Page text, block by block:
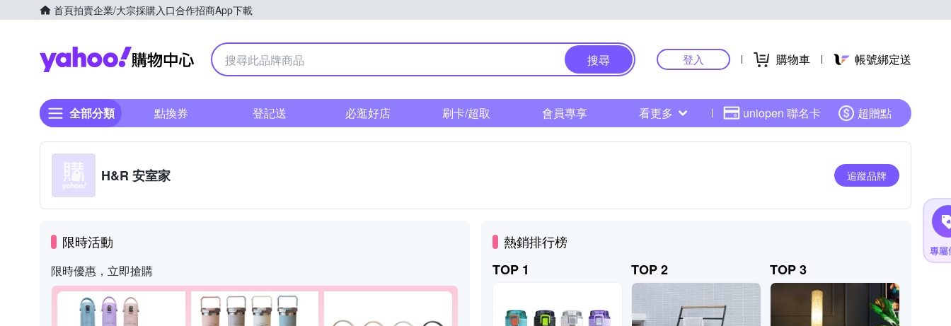
首頁拍賣企業/大宗採購入口合作招商App下載
Yahoo購物中心
搜尋 登入 購物車 帳號綁定送
全部分類 點換券 登記送 必逛好店 刷卡/超取 會員專享 看更多 uniopen 聯名卡 超贈點
H&R 安室家 追蹤品牌
限時活動
限時優惠，立即搶購
熱銷排行榜
TOP 1
TOP 2 TOP 3